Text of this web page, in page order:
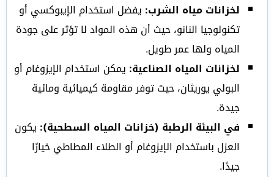
لخزانات مياه الشرب: يفضل استخدام الإيبوكسي أو
تكنولوجيا النانو، حيث أن هذه المواد لا تؤثر على جودة
المياه ولها عمر طويل.
لخزانات المياه الصناعية: يمكن استخدام الإيزوغام أو
البولي يوريثان، حيث توفر مقاومة كيميائية ومائية
جيدة.
في البيئة الرطبة (خزانات المياه السطحية): يكون
العزل باستخدام الإيزوغام أو الطلاء المطاطي خيارًا
جيدًا.